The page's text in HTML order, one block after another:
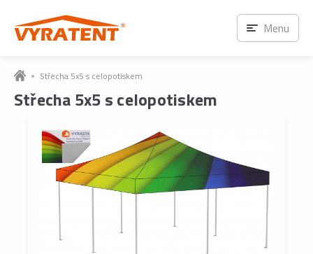
Střecha 5x5 s celopotiskem
Střecha 5x5 s celopotiskem
Menu